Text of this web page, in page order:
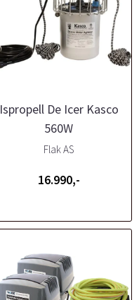
Ispropell De Icer Kasco
560W
Flak AS
16.990,-